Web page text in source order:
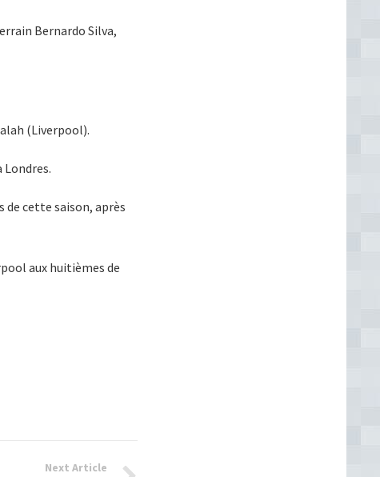
Bernardo Silva,
(Liverpool).
Londres.
de cette saison, après
aux huitièmes de
Next Article